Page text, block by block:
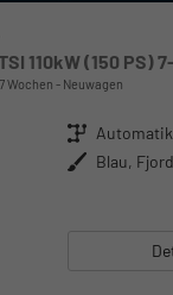
110kW (150 PS)
7 Wochen Neuwagen
Getriebe Automatik
Außenfarbe Blau,